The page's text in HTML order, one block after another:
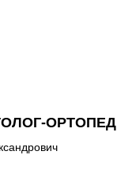
ОРТОПЕД